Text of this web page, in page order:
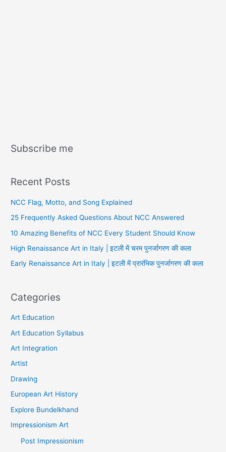
Subscribe me
Recent Posts
NCC Flag, Motto, and Song Explained
25 Frequently Asked Questions About NCC Answered
10 Amazing Benefits of NCC Every Student Should Know
High Renaissance Art in Italy | इटली में चरम पुनर्जागरण की कला
Early Renaissance Art in Italy | इटली में प्रारंभिक पुनर्जागरण की कला
Categories
Art Education
Art Education Syllabus
Art Integration
Artist
Drawing
European Art History
Explore Bundelkhand
Impressionism Art
Post Impressionism